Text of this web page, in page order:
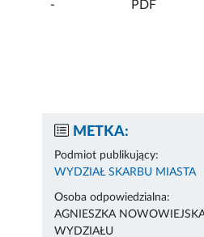
- PDF
METKA:
Podmiot publikujący:
WYDZIAŁ SKARBU MIASTA
Osoba odpowiedzialna:
AGNIESZKA
WYDZIAŁU